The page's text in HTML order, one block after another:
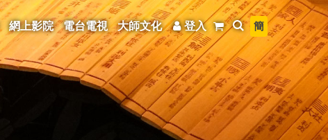
網上影院 電台電視 大師文化 登入 簡